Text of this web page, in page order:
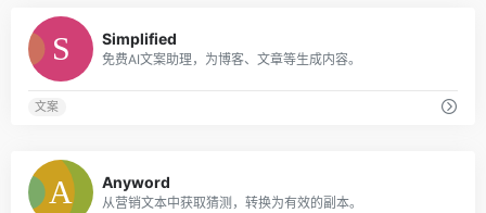
Simplified
免费AI文案助理，为博客、文章等生成内容。
文案
Anyword
从营销文本中获取猜测，转换为有效的副本。